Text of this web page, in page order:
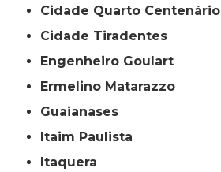
Cidade Quarto Centenário
Cidade Tiradentes
Engenheiro Goulart
Ermelino Matarazzo
Guaianases
Itaim Paulista
Itaquera